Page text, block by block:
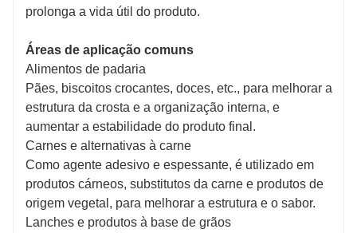
prolonga a vida útil do produto.
Áreas de aplicação comuns
Alimentos de padaria
Pães, biscoitos crocantes, doces, etc., para melhorar a
estrutura da crosta e a organização interna, e
aumentar a estabilidade do produto final.
Carnes e alternativas à carne
Como agente adesivo e espessante, é utilizado em
produtos cárneos, substitutos da carne e produtos de
origem vegetal, para melhorar a estrutura e o sabor.
Lanches e produtos à base de grãos